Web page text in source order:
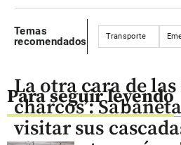
Temas
recomendados
Transporte
Para seguir leyendo
La otra cara de las
charcos’:
visitar sus